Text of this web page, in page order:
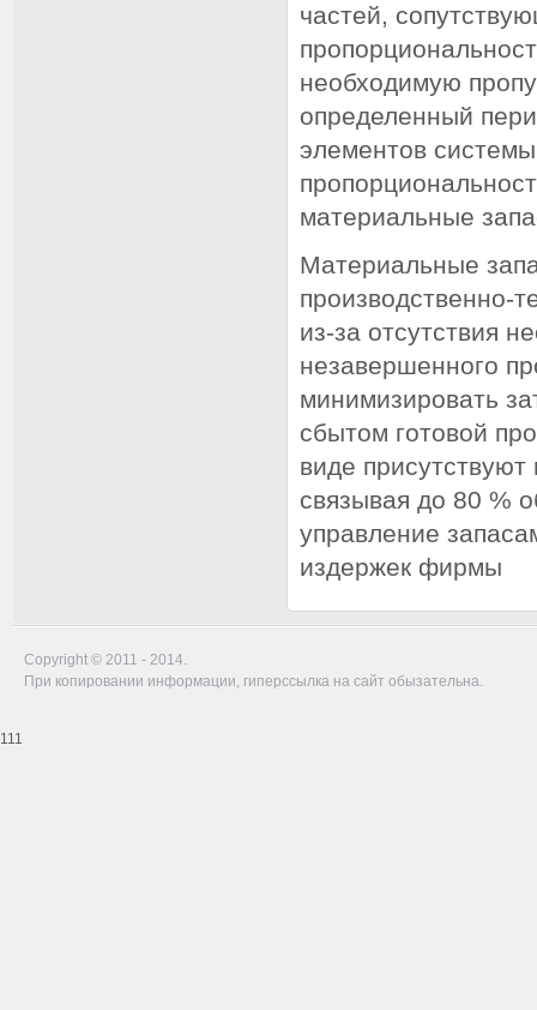
частей,
необходимую
определенный
элементов
материальные
Материальные
производственно-
из-за отсутствия
незавершенного
минимизировать
сбытом готовой
виде
связывая до 80 %
управление
издержек фирмы
Copyright © 2011 - 2014.
При копировании информации, гиперссылка на сайт обызательна.
111